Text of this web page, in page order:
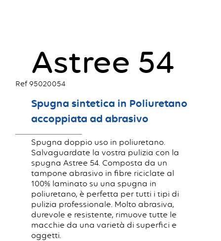
Astree 54
Ref 95020054
Spugna sintetica in Poliuretano
accoppiata ad abrasivo
Spugna doppio uso in poliuretano.
Salvaguardate la vostra pulizia con la
spugna Astree 54. Composta da un
tampone abrasivo in fibre riciclate al
100% laminato su una spugna in
poliuretano, è perfetta per tutti i tipi di
pulizia professionale. Molto abrasiva,
durevole e resistente, rimuove tutte le
macchie da una varietà di superfici e
oggetti.